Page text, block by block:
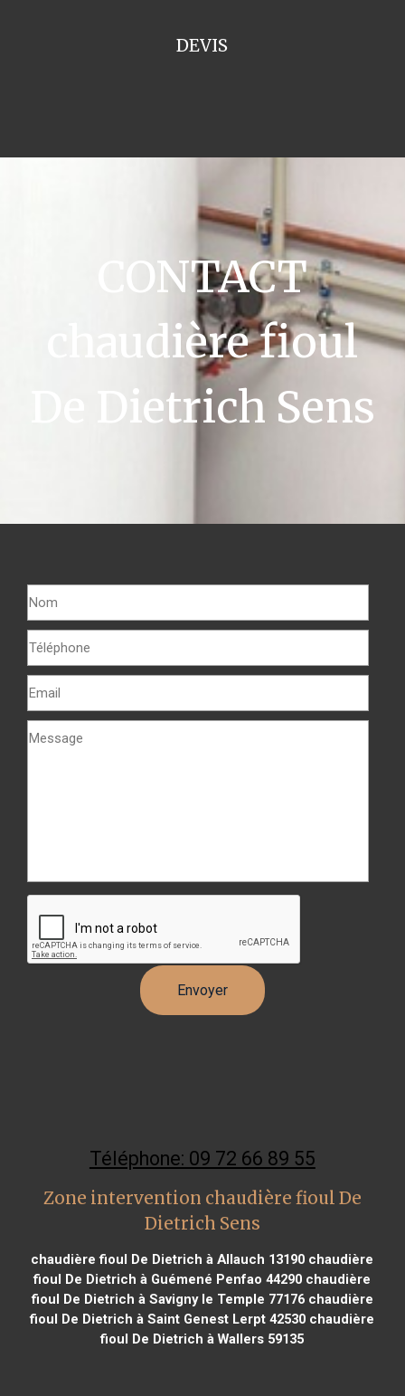
DEVIS
CONTACT
chaudière fioul
De Dietrich Sens
Téléphone: 09 72 66 89 55
Zone intervention chaudière fioul De
Dietrich Sens
chaudière fioul De Dietrich à Allauch 13190 chaudière
fioul De Dietrich à Guémené Penfao 44290 chaudière
fioul De Dietrich à Savigny le Temple 77176chaudière
fioul De Dietrich à Saint Genest Lerpt 42530 chaudière
fioul De Dietrich à Wallers 59135